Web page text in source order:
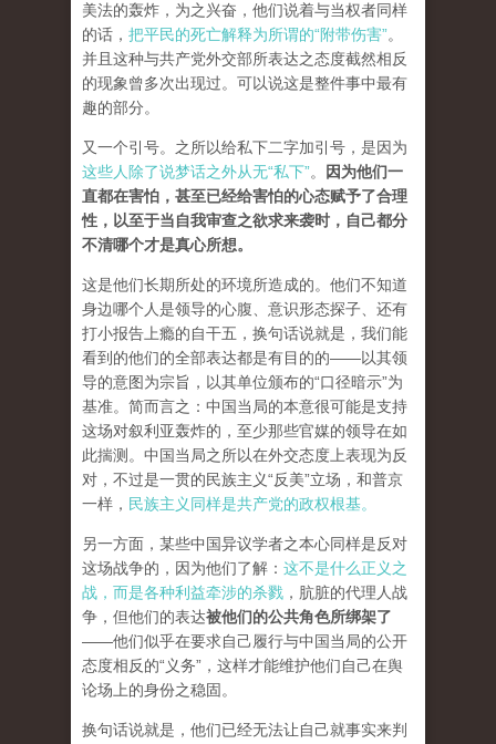
美法的轰炸，为之兴奋，他们说着与当权者同样
的话， 把平民的死亡解释为所谓的“附带伤害”。
并且这种与共产党外交部所表达之态度截然相反
的现象曾多次出现过。可以说这是整件事中最有
趣的部分。
又一个引号。之所以给私下二字加引号，是因为
这些人除了说梦话之外从无“私下”。
因为他们一
直都在害怕，甚至已经给害怕的心态赋予了合理
性，以至于当自我审查之欲求来袭时，自己都分
不清哪个才是真心所想。
这是他们长期所处的环境所造成的。他们不知道
身边哪个人是领导的心腹、意识形态探子、还有
打小报告上瘾的自干五，换句话说就是，我们能
看到的他们的全部表达都是有目的的——以其领
导的意图为宗旨，以其单位颁布的“口径暗示”为
基准。简而言之：中国当局的本意很可能是支持
这场对叙利亚轰炸的，至少那些官媒的领导在如
此揣测。中国当局之所以在外交态度上表现为反
对，不过是一贯的民族主义“反美”立场，和普京
一样， 民族主义同样是共产党的政权根基。
另一方面，某些中国异议学者之本心同样是反对
这场战争的，因为他们了解： 这不是什么正义之
战，而是各种利益牵涉的杀戮 ，肮脏的代理人战
争，但他们的表达被他们的公共角色所绑架了
——他们似乎在要求自己履行与中国当局的公开
态度相反的“义务”，这样才能维护他们自己在舆
论场上的身份之稳固。
换句话说就是，他们已经无法让自己就事实来判